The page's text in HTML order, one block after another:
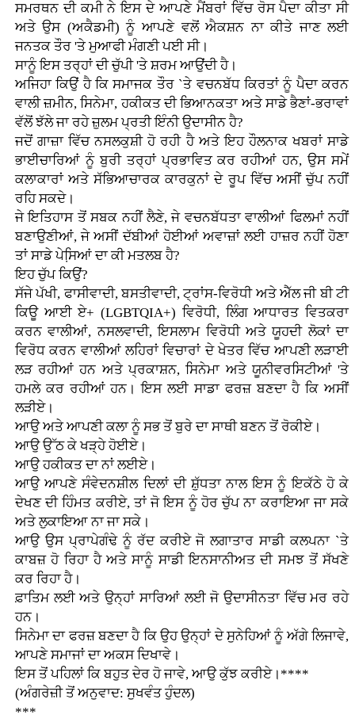
ਸਮਰਥਨ ਦੀ ਕਮੀ ਨੇ ਇਸ ਦੇ ਆਪਣੇ ਮੈਂਬਰਾਂ ਵਿੱਚ ਰੋਸ ਪੈਦਾ ਕੀਤਾ ਸੀ
ਅਤੇ ਉਸ (ਅਕੈਡਮੀ) ਨੂੰ ਆਪਣੇ ਵਲੋਂ ਐਕਸ਼ਨ ਨਾ ਕੀਤੇ ਜਾਣ ਲਈ
ਜਨਤਕ ਤੌਰ 'ਤੇ ਮੁਆਫੀ ਮੰਗਣੀ ਪਈ ਸੀ।
ਸਾਨੂੰ ਇਸ ਤਰ੍ਹਾਂ ਦੀ ਚੁੱਪੀ 'ਤੇ ਸ਼ਰਮ ਆਉਂਦੀ ਹੈ।
ਅਜਿਹਾ ਕਿਉਂ ਹੈ ਕਿ ਸਮਾਜਕ ਤੌਰ `ਤੇ ਵਚਨਬੱਧ ਕਿਰਤਾਂ ਨੂੰ ਪੈਦਾ ਕਰਨ
ਵਾਲੀ ਜ਼ਮੀਨ, ਸਿਨੇਮਾ, ਹਕੀਕਤ ਦੀ ਭਿਆਨਕਤਾ ਅਤੇ ਸਾਡੇ ਭੈਣਾਂ-ਭਰਾਵਾਂ
ਵੱਲੋਂ ਝੱਲੇ ਜਾ ਰਹੇ ਜ਼ੁਲਮ ਪ੍ਰਤੀ ਇੰਨੀ ਉਦਾਸੀਨ ਹੈ?
ਜਦੋਂ ਗਾਜ਼ਾ ਵਿੱਚ ਨਸਲਕੁਸ਼ੀ ਹੋ ਰਹੀ ਹੈ ਅਤੇ ਇਹ ਹੌਲਨਾਕ ਖਬਰਾਂ ਸਾਡੇ
ਭਾਈਚਾਰਿਆਂ ਨੂੰ ਬੁਰੀ ਤਰ੍ਹਾਂ ਪ੍ਰਭਾਵਿਤ ਕਰ ਰਹੀਆਂ ਹਨ, ਉਸ ਸਮੇਂ
ਕਲਾਕਾਰਾਂ ਅਤੇ ਸੱਭਿਆਚਾਰਕ ਕਾਰਕੁਨਾਂ ਦੇ ਰੂਪ ਵਿੱਚ ਅਸੀਂ ਚੁੱਪ ਨਹੀਂ
ਰਹਿ ਸਕਦੇ।
ਜੇ ਇਤਿਹਾਸ ਤੋਂ ਸਬਕ ਨਹੀਂ ਲੈਣੇ, ਜੇ ਵਚਨਬੱਧਤਾ ਵਾਲੀਆਂ ਫਿਲਮਾਂ ਨਹੀਂ
ਬਣਾਉਣੀਆਂ, ਜੇ ਅਸੀਂ ਦੱਬੀਆਂ ਹੋਈਆਂ ਅਵਾਜ਼ਾਂ ਲਈ ਹਾਜ਼ਰ ਨਹੀਂ ਹੋਣਾ
ਤਾਂ ਸਾਡੇ ਪੇਸਿ਼ਆਂ ਦਾ ਕੀ ਮਤਲਬ ਹੈ?
ਇਹ ਚੁੱਪ ਕਿਉਂ?
ਸੱਜੇ ਪੱਖੀ, ਫਾਸੀਵਾਦੀ, ਬਸਤੀਵਾਦੀ, ਟ੍ਰਾਂਸ-ਵਿਰੋਧੀ ਅਤੇ ਐੱਲ ਜੀ ਬੀ ਟੀ
ਕਿਊ ਆਈ ਏ+ (LGBTQIA+) ਵਿਰੋਧੀ, ਲਿੰਗ ਆਧਾਰਤ ਵਿਤਕਰਾ
ਕਰਨ ਵਾਲੀਆਂ, ਨਸਲਵਾਦੀ, ਇਸਲਾਮ ਵਿਰੋਧੀ ਅਤੇ ਯੂਹਦੀ ਲੋਕਾਂ ਦਾ
ਵਿਰੋਧ ਕਰਨ ਵਾਲੀਆਂ ਲਹਿਰਾਂ ਵਿਚਾਰਾਂ ਦੇ ਖੇਤਰ ਵਿੱਚ ਆਪਣੀ ਲੜਾਈ
ਲੜ ਰਹੀਆਂ ਹਨ ਅਤੇ ਪ੍ਰਕਾਸ਼ਨ, ਸਿਨੇਮਾ ਅਤੇ ਯੂਨੀਵਰਸਿਟੀਆਂ 'ਤੇ
ਹਮਲੇ ਕਰ ਰਹੀਆਂ ਹਨ। ਇਸ ਲਈ ਸਾਡਾ ਫਰਜ਼ ਬਣਦਾ ਹੈ ਕਿ ਅਸੀਂ
ਲੜੀਏ।
ਆਉ ਅਤੇ ਆਪਣੀ ਕਲਾ ਨੂੰ ਸਭ ਤੋਂ ਬੁਰੇ ਦਾ ਸਾਥੀ ਬਣਨ ਤੋਂ ਰੋਕੀਏ।
ਆਉ ਉੱਠ ਕੇ ਖੜ੍ਹੇ ਹੋਈਏ।
ਆਉ ਹਕੀਕਤ ਦਾ ਨਾਂ ਲਈਏ।
ਆਉ ਆਪਣੇ ਸੰਵੇਦਨਸ਼ੀਲ ਦਿਲਾਂ ਦੀ ਸ਼ੁੱਧਤਾ ਨਾਲ ਇਸ ਨੂੰ ਇਕੱਠੇ ਹੋ ਕੇ
ਦੇਖਣ ਦੀ ਹਿੰਮਤ ਕਰੀਏ, ਤਾਂ ਜੋ ਇਸ ਨੂੰ ਹੋਰ ਚੁੱਪ ਨਾ ਕਰਾਇਆ ਜਾ ਸਕੇ
ਅਤੇ ਲੁਕਾਇਆ ਨਾ ਜਾ ਸਕੇ।
ਆਉ ਉਸ ਪ੍ਰਾਪੇਗੰਢੇ ਨੂੰ ਰੱਦ ਕਰੀਏ ਜੋ ਲਗਾਤਾਰ ਸਾਡੀ ਕਲਪਨਾ `ਤੇ
ਕਾਬਜ਼ ਹੋ ਰਿਹਾ ਹੈ ਅਤੇ ਸਾਨੂੰ ਸਾਡੀ ਇਨਸਾਨੀਅਤ ਦੀ ਸਮਝ ਤੋਂ ਸੱਖਣੇ
ਕਰ ਰਿਹਾ ਹੈ।
ਫ਼ਾਤਿਮ ਲਈ ਅਤੇ ਉਨ੍ਹਾਂ ਸਾਰਿਆਂ ਲਈ ਜੋ ਉਦਾਸੀਨਤਾ ਵਿੱਚ ਮਰ ਰਹੇ
ਹਨ।
ਸਿਨੇਮਾ ਦਾ ਫਰਜ਼ ਬਣਦਾ ਹੈ ਕਿ ਉਹ ਉਨ੍ਹਾਂ ਦੇ ਸੁਨੇਹਿਆਂ ਨੂੰ ਅੱਗੇ ਲਿਜਾਵੇ,
ਆਪਣੇ ਸਮਾਜਾਂ ਦਾ ਅਕਸ ਦਿਖਾਵੇ।
ਇਸ ਤੋਂ ਪਹਿਲਾਂ ਕਿ ਬਹੁਤ ਦੇਰ ਹੋ ਜਾਵੇ, ਆਉ ਕੁੱਝ ਕਰੀਏ।****
(ਅੰਗਰੇਜ਼ੀ ਤੋਂ ਅਨੁਵਾਦ: ਸੁਖਵੰਤ ਹੁੰਦਲ)
***